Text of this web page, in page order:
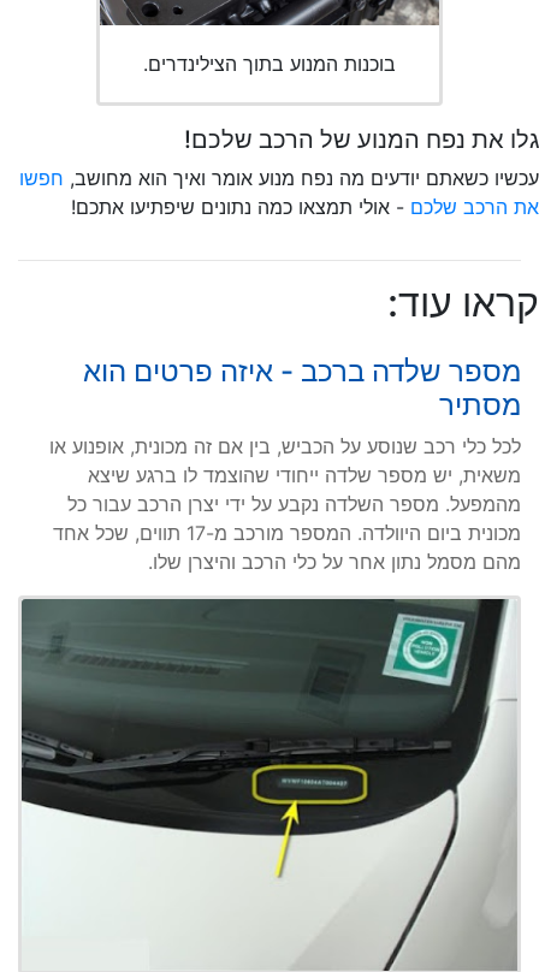
בוכנות המנוע בתוך הצילינדרים.
גלו את נפח המנוע של הרכב שלכם!
עכשיו כשאתם יודעים מה נפח מנוע אומר ואיך הוא מחושב, חפשו
את הרכב שלכם - אולי תמצאו כמה נתונים שיפתיעו אתכם!
קראו עוד:
מספר שלדה ברכב - איזה פרטים הוא
מסתיר
לכל כלי רכב שנוסע על הכביש, בין אם זה מכונית, אופנוע או
משאית, יש מספר שלדה ייחודי שהוצמד לו ברגע שיצא
מהמפעל. מספר השלדה נקבע על ידי יצרן הרכב עבור כל
מכונית ביום היוולדה. המספר מורכב מ-17 תווים, שכל אחד
מהם מסמל נתון אחר על כלי הרכב והיצרן שלו.